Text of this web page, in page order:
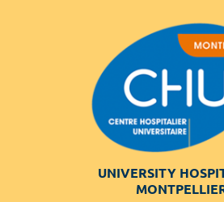
UNIVERSITY